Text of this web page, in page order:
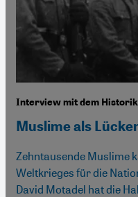
Interview mit dem
Muslime als
Zehntausende Muslime
Weltkrieges für die
David Motadel hat die